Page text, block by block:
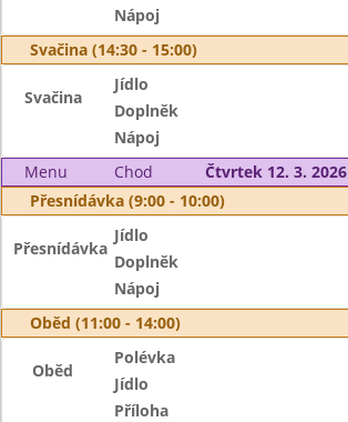
Nápoj
Svačina (14:30 - 15:00)
Svačina
Jídlo
Doplněk
Nápoj
Menu
Chod
Čtvrtek 12. 3. 2026
Přesnídávka (9:00 - 10:00)
Přesnídávka
Jídlo
Doplněk
Nápoj
Oběd (11:00 - 14:00)
Oběd
Polévka
Jídlo
Příloha